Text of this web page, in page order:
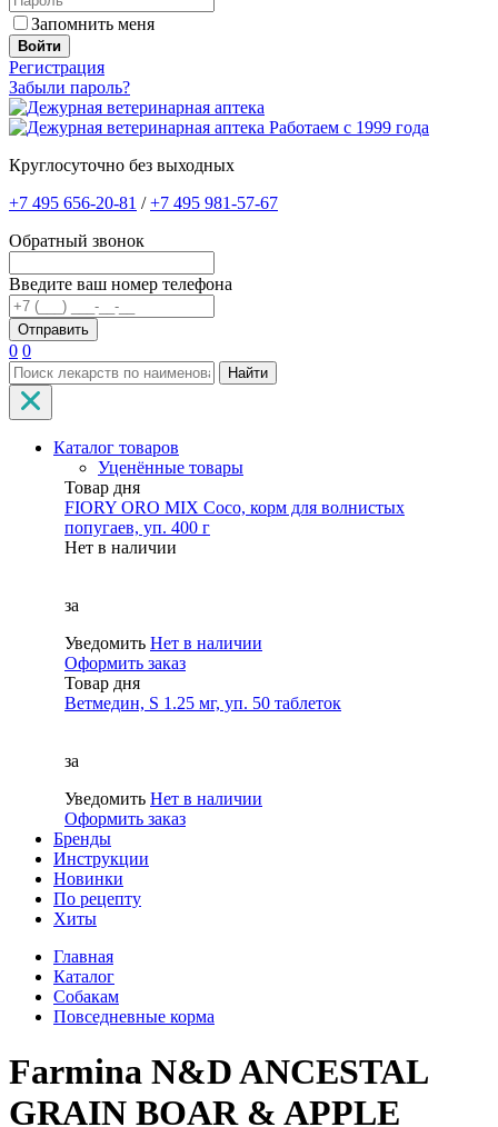
Запомнить меня
Войти
Регистрация
Забыли пароль?
Работаем с 1999 года
Круглосуточно без выходных
+7 495 656-20-81 /+7 495 981-57-67
Обратный звонок
Введите ваш номер телефона
0 0
Найти
Каталог товаров
Уценённые товары
Товар дня
FIORY ORO MIX Coco, корм для волнистых
попугаев, уп. 400 г
Нет в наличии
за
Уведомить Нет в наличии
Оформить заказ
Товар дня
Ветмедин, S 1.25 мг, уп. 50 таблеток
за
Уведомить Нет в наличии
Оформить заказ
Бренды
Инструкции
Новинки
По рецепту
Хиты
Главная
Каталог
Собакам
Повседневные корма
Farmina N&D ANCESTAL
GRAIN BOAR & APPLE